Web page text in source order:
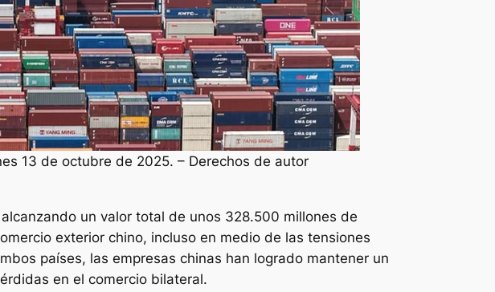
13 de octubre de 2025. – Derechos de autor
un valor total de unos 328.500 millones de
exterior chino, incluso en medio de las tensiones
países, las empresas chinas han logrado mantener un
en el comercio bilateral.